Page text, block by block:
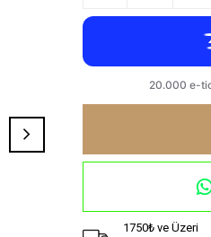
1750₺ ve Üzeri